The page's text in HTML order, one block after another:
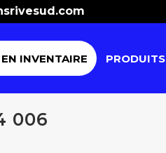
INVENTAIRE PRODUITS
006